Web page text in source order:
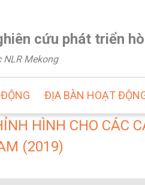
cứu phát triển
NLR Mekong
ĐỊA BÀN HOẠT
HÌNH CHO CÁC
(2019)